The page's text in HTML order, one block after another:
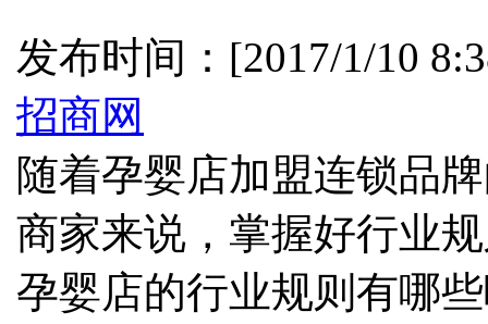
发布时间：[2017/1/10
招商网
随着孕婴店加盟连锁品
商家来说，掌握好行业
孕婴店的行业规则有哪